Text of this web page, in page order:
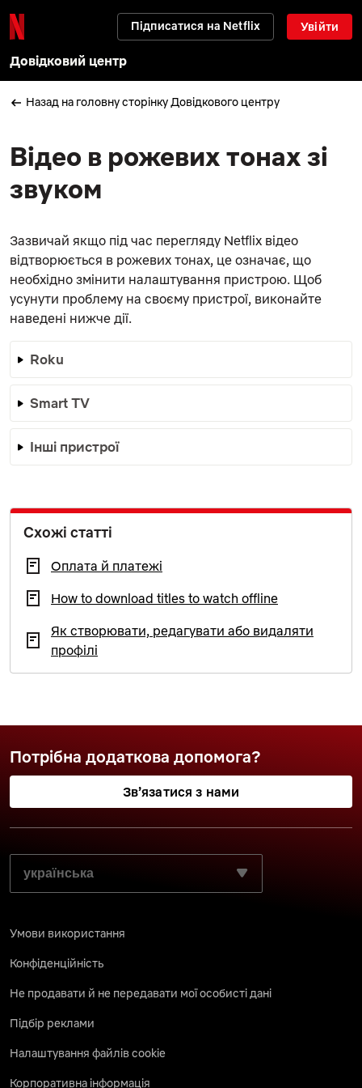
Підписатися на Netflix Увійти
Довідковий центр
Назад на головну сторінку Довідкового центру
Відео в рожевих тонах зі
звуком
Зазвичай якщо під час перегляду Netflix відео
відтворюється в рожевих тонах, це означає, що
необхідно змінити налаштування пристрою. Щоб
усунути проблему на своєму пристрої, виконайте
наведені нижче дії.
Roku
Smart TV
Інші пристрої
Схожі статті
Оплата й платежі
How to download titles to watch offline
Як створювати, редагувати або видаляти
профілі
Потрібна додаткова допомога?
Зв’язатися з нами
ВИБЕРІТЬ БАЖАНУ МОВУ:
Умови використання
Конфіденційність
Не продавати й не передавати мої особисті дані
Підбір реклами
Налаштування файлів cookie
Корпоративна інформація